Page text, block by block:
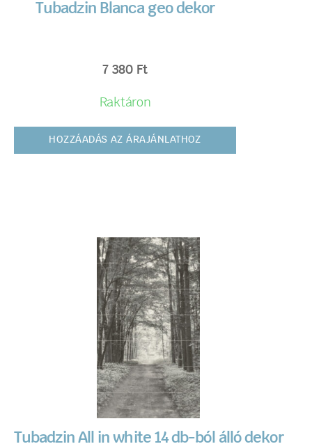
Tubadzin Blanca geo dekor
7 380 Ft
Raktáron
HOZZÁADÁS AZ ÁRAJÁNLATHOZ
Tubadzin All in white 14 db-ból álló dekor